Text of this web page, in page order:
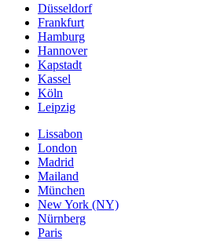
Düsseldorf
Frankfurt
Hamburg
Hannover
Kapstadt
Kassel
Köln
Leipzig
Lissabon
London
Madrid
Mailand
München
New York (NY)
Nürnberg
Paris